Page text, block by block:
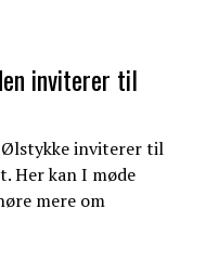
inviterer til
Ølstykke inviterer til
Her kan I møde
mere om